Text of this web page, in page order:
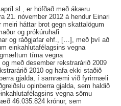
sl., er höfðað með ákæru
21. nóvember 2012 á hendur Einari
háttar brot gegn skattalögum
og prókúruhafi
og ráðgjafar ehf., […], með því að
einkahlutafélagsins vegna
tíma vegna
með desember rekstrarárið 2009
2010 og hafa ekki staðið
gjalda, í samræmi við fyrirmæli
opinberra gjalda, sem haldið
vegna sömu
46.035.824 krónur, sem